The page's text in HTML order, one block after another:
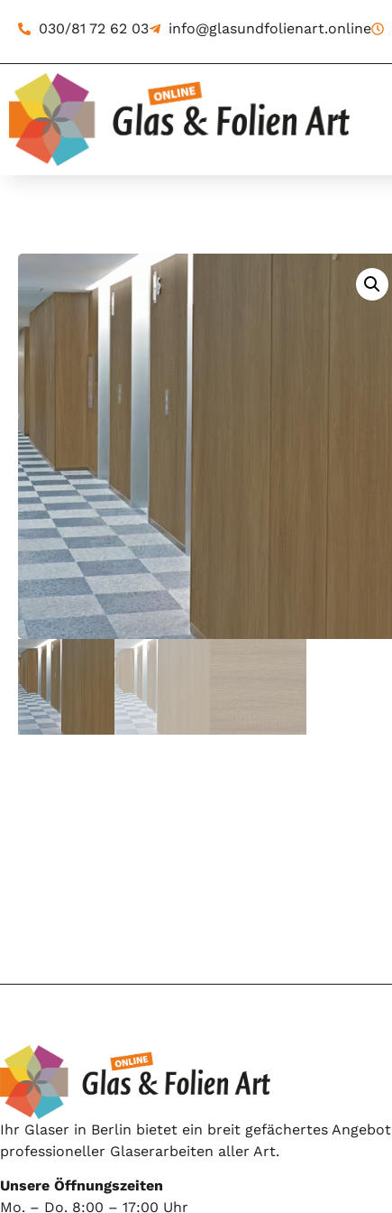
030/81 72 62 03 info@glasundfolienart.online
Ihr Glaser in Berlin bietet ein breit gefächertes Angebot
professioneller Glaserarbeiten aller Art.
Unsere Öffnungszeiten
Mo. – Do. 8:00 – 17:00 Uhr